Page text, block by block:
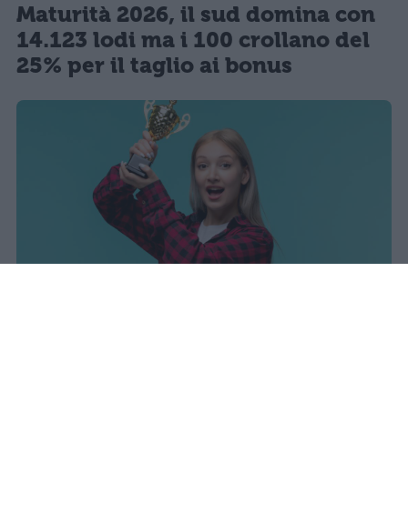
Maturità 2026, il sud domina con
14.123 lodi ma i 100 crollano del
25% per il taglio ai bonus